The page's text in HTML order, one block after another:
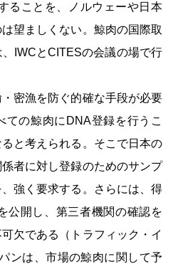
ることを、ノルウェーや日本
望ましくない。鯨肉の国際取
IWCとCITESの会議の場で行
密漁を防ぐ的確な手段が必要
ての鯨肉にDNA登録を行うこ
と考えられる。そこで日本の
者に対し登録のためのサンプ
強く要求する。さらには、得
公開し、第三者機関の確認を
欠である（トラフィック・イ
ンは、市場の鯨肉に関して予